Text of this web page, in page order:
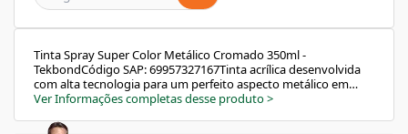
Tinta Spray Super Color Metálico Cromado 350ml -
TekbondCódigo SAP: 69957327167Tinta acrílica desenvolvida
com alta tecnologia para um perfeito aspecto metálico em
artesanatos, madeiras, cerâmicas, decorações internas e
impressiona pela variedade. São treze cores incríveis: prata,
Ver Informações completas desse produto>